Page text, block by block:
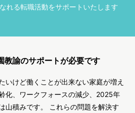
れる転職活動をサポートいたします
教諭のサポートが必要です
いけど働くことが出来ない家庭が増え
化、ワークフォースの減少、2025年
山積みです。 これらの問題を解決す